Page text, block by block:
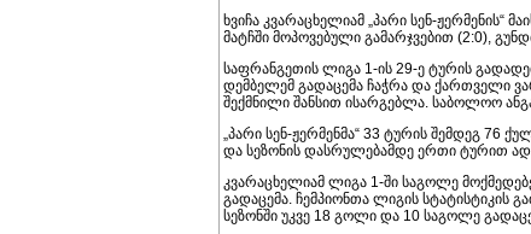
ხვიჩა კვარაცხელიამ „პარი სენ-ჟერმენის“
მატჩში მოპოვებული გამარჯვებით (2:0),
საფრანგეთის ლიგა 1-ის 29-ე ტურის
დემბელემ გადაცემა ჩაჭრა და ქართველი
შექმნილი შანსით ისარგებლა. საბოლოო
„პარი სენ-ჟერმენმა“ 33 ტურის შემდეგ 76
და სეზონის დასრულებამდე ერთი ტურით
კვარაცხელიამ ლიგა 1-ში საგოლე
გადაცემა. ჩემპიონთა ლიგის სტატისტიკის
სეზონში უკვე 18 გოლი და 10 საგოლე